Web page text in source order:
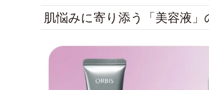
肌悩みに寄り添う「美容液」